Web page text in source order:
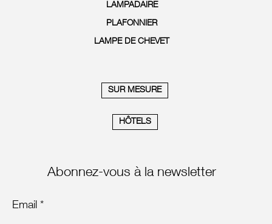
LAMPADAIRE
PLAFONNIER
LAMPE DE CHEVET
SUR MESURE
HÔTELS
Abonnez-vous à la newsletter
Email *